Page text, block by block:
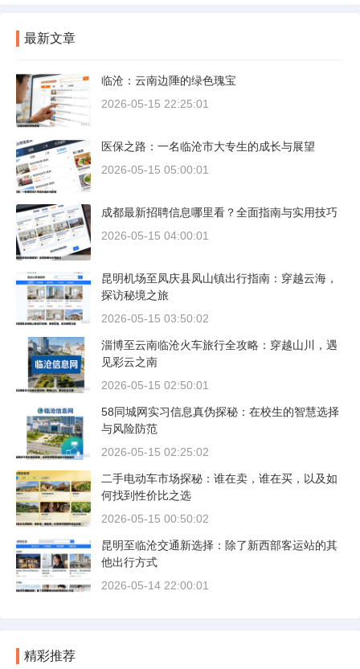
最新文章
临沧：云南边陲的绿色瑰宝
2026-05-15 22:25:01
医保之路：一名临沧市大专生的成长与展望
2026-05-15 05:00:01
成都最新招聘信息哪里看？全面指南与实用技巧
2026-05-15 04:00:01
昆明机场至凤庆县凤山镇出行指南：穿越云海，
探访秘境之旅
2026-05-15 03:50:02
淄博至云南临沧火车旅行全攻略：穿越山川，遇
见彩云之南
2026-05-15 02:50:01
58同城网实习信息真伪探秘：在校生的智慧选择
与风险防范
2026-05-15 02:25:02
二手电动车市场探秘：谁在卖，谁在买，以及如
何找到性价比之选
2026-05-15 00:50:02
昆明至临沧交通新选择：除了新西部客运站的其
他出行方式
2026-05-14 22:00:01
精彩推荐